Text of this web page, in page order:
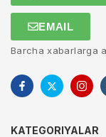
EMAIL
Barcha xabarlarga
KATEGORIYALAR